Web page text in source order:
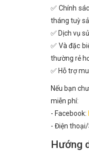
✅ Chính
tháng tuỳ
✅ Dịch vụ
✅ Và đặc
thường rẻ
✅ Hỗ trợ
Nếu bạn
miễn phí:
- Facebook:
- Điện
Hướng